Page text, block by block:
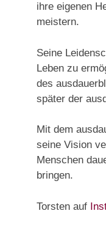
ihre eigenen
meistern.
Seine
Leben zu
des
später der
Mit dem
seine Vision
Menschen
bringen.
Torsten auf